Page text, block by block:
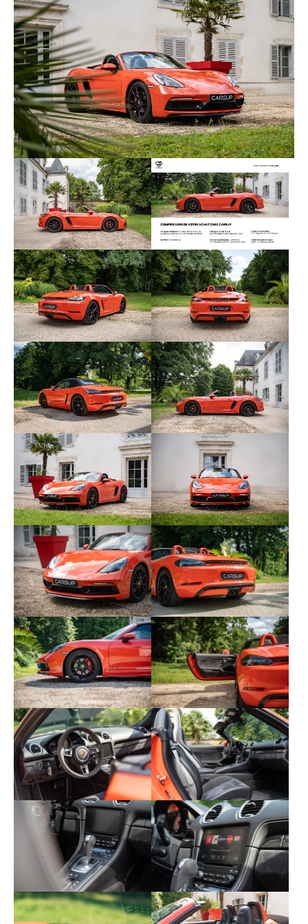
exemplaire :
- M2A Peinture spéciale
- I088 Pack intérieur GTS (surpiqûres en
couleur contrastante)
- I026 Fond du compte-tours Craie
- I557 Ceintures de sécurité en couleur
contrastante
- I810 Tapis de sol avec signature Porsche
- IXGB Baguettes de planche de bord en
carbone
- IXHM Insert de console centrale en carbone
- IXWC Inserts de panneau de porte en
carbone
- I250 Boîte de vitesse PDK à 7 rapports
- I260 Rétroviseurs extérieurs à anti-
éblouissement automatique (P13)
- I268 Capteur de pluie (P13)
- I276 Rétroviseur intérieur à anti-
éblouissement automatique (P13)
- I342 Sièges chauffants
- I454 Régulateur de vitesse
- I534 Alarme périmétrique et volumétrique
- I567 Pare-brise teinté dégradé
- I573 Climatisation automatique bi-zone
- I581 Filet de rangement aux pieds du
passager option gratuite
- I583 Pack fumeur (cendrier et allume-
cigare)
- I636 Assistance parking avant et arrière
avec indications graphiques